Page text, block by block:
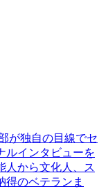
が独自の目線でセ
ルインタビューを
人から文化人、ス
得のベテランま